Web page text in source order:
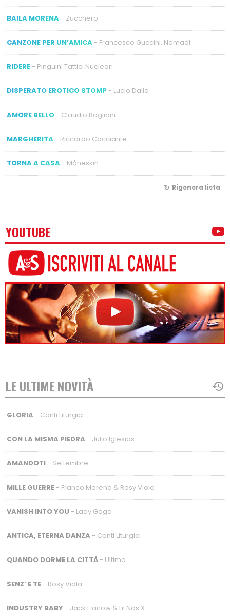
BAILA MORENA- Zucchero
CANZONE PER UN’AMICA- Francesco Guccini, Nomadi
RIDERE- Pinguini Tattici Nucleari
DISPERATO EROTICO STOMP - Lucio Dalla
AMORE BELLO- Claudio Baglioni
MARGHERITA- Riccardo Cocciante
TORNA A CASA- Måneskin
Rigenera lista
YOUTUBE
LE ULTIME NOVITÀ
GLORIA - Canti Liturgici
CON LA MISMA PIEDRA - Julio Iglesias
AMANDOTI- Settembre
MILLE GUERRE- Franco Moreno & Rosy Viola
VANISH INTO YOU - Lady Gaga
ANTICA, ETERNA DANZA - Canti Liturgici
QUANDO DORME LA CITTÀ- Ultimo
SENZ’ E TE- Rosy Viola
INDUSTRY BABY - Jack Harlow & Lil Nas X